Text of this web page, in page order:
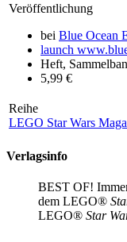
Veröffentlichung
bei Blue Ocean
launch
Heft,
5,99 €
Reihe
LEGO Star Wars
Verlagsinfo
BEST OF!
dem LEGO®
LEGO® Star